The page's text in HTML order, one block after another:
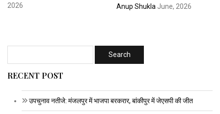
2026
Anup Shukla June, 2026
RECENT POST
उपचुनाव नतीजे: मंजलपुर में भाजपा बरकरार, बांकीपुर में जेएसपी की जीत